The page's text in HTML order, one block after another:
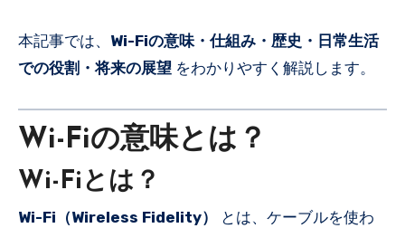
本記事では、 Wi-Fiの意味・仕組み・歴史・日常生活
での役割・将来の展望 をわかりやすく解説します。
Wi-Fiの意味とは？
Wi-Fiとは？
Wi-Fi（Wireless Fidelity）
とは、ケーブルを使わ